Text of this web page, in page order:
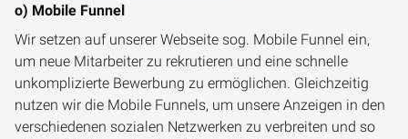
o) Mobile Funnel
Wir setzen auf unserer Webseite sog. Mobile Funnel ein,
um neue Mitarbeiter zu rekrutieren und eine schnelle
unkomplizierte Bewerbung zu ermöglichen. Gleichzeitig
nutzen wir die Mobile Funnels, um unsere Anzeigen in den
verschiedenen sozialen Netzwerken zu verbreiten und so